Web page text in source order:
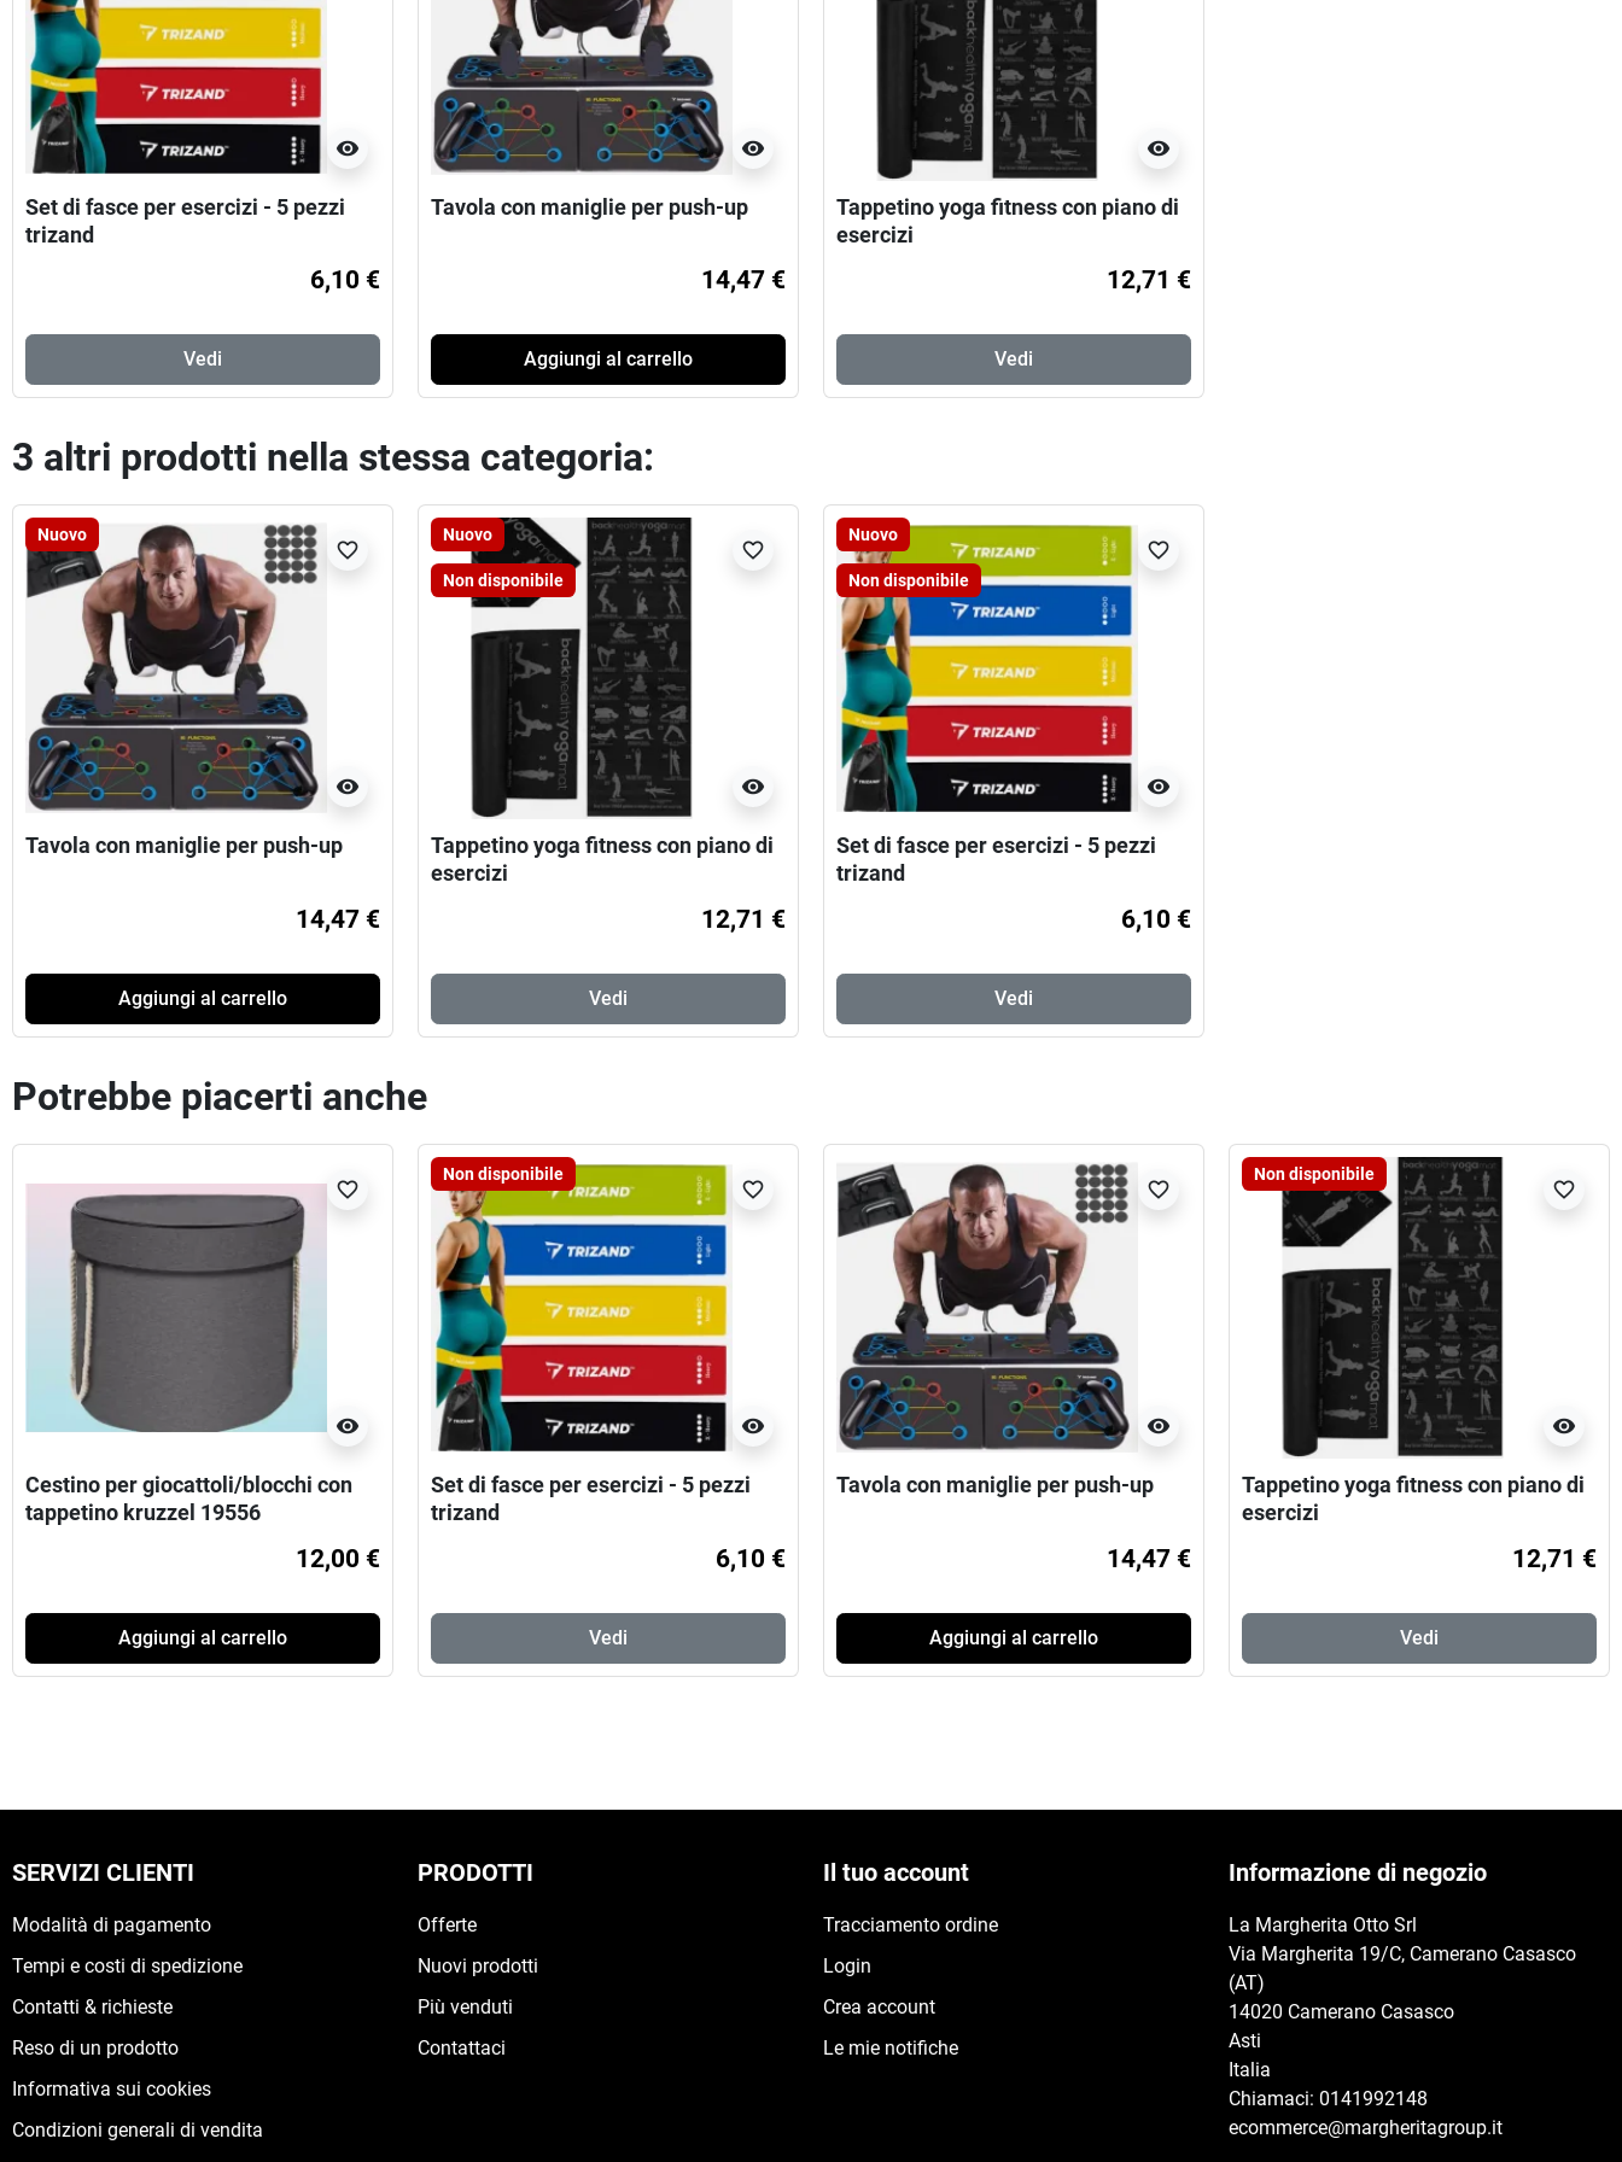
visibility
Set di fasce per esercizi - 5 pezzi
trizand
6,10 €
Vedi
visibility
Tavola con maniglie per push-up
14,47 €
Aggiungi al carrello
visibility
Tappetino yoga fitness con piano di
esercizi
12,71 €
Vedi
3 altri prodotti nella stessa categoria:
Nuovo
visibility
favorite_border
Tavola con maniglie per push-up
14,47 €
Aggiungi al carrello
Nuovo
Non disponibile
visibility
favorite_border
Tappetino yoga fitness con piano di
esercizi
12,71 €
Vedi
Nuovo
Non disponibile
visibility
favorite_border
Set di fasce per esercizi - 5 pezzi
trizand
6,10 €
Vedi
Potrebbe piacerti anche
visibility
favorite_border
Cestino per giocattoli/blocchi con
tappetino kruzzel 19556
12,00 €
Aggiungi al carrello
Non disponibile
visibility
favorite_border
Set di fasce per esercizi - 5 pezzi
trizand
6,10 €
Vedi
visibility
favorite_border
Tavola con maniglie per push-up
14,47 €
Aggiungi al carrello
Non disponibile
visibility
favorite_border
Tappetino yoga fitness con piano di
esercizi
12,71 €
Vedi
SERVIZI CLIENTI
Modalità di pagamento
Tempi e costi di spedizione
Contatti & richieste
Reso di un prodotto
Informativa sui cookies
Condizioni generali di vendita
PRODOTTI
Offerte
Nuovi prodotti
Più venduti
Contattaci
Il tuo account
Tracciamento ordine
Login
Crea account
Le mie notifiche
Informazione di negozio
La Margherita Otto Srl
Via Margherita 19/C, Camerano Casasco
(AT)
14020 Camerano Casasco
Asti
Italia
Chiamaci: 0141992148
ecommerce@margheritagroup.it